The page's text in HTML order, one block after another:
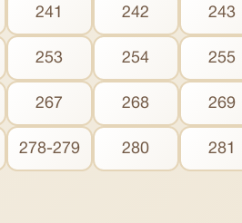
241 242 243
253 254 255
267 268 269
278-279 280 281